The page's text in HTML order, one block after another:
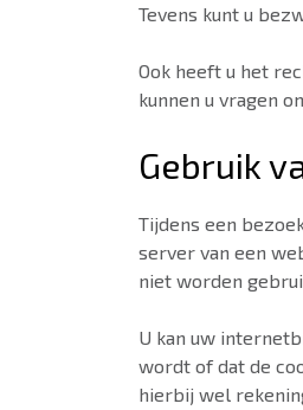
Tevens kunt u
Ook heeft u het
kunnen u vragen
Gebruik
Tijdens een
server van een
niet worden
U kan uw
wordt of dat de
hierbij wel